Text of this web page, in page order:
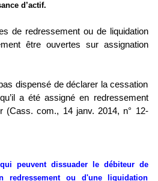
d’actif.
de redressement ou de liquidation
être ouvertes sur assignation
dispensé de déclarer la cessation
a été assigné en redressement
(Cass. com., 14 janv. 2014, n° 12-
peuvent dissuader le débiteur de
redressement ou d'une liquidation